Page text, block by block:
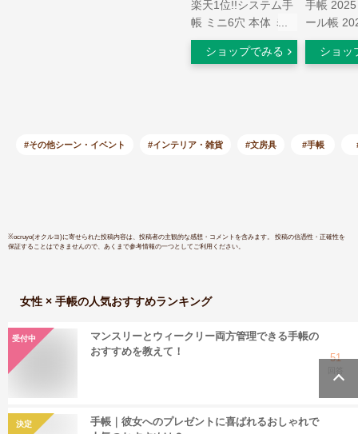
楽天1位!!システム手
帳 ミニ6穴 本体 ミニ
6穴 システム手帳 革
女性 男性 A7サイズ
リング内径15mm シ
ゃれ レトロ
ショップでみる
手帳
ール帳
始まり 週
B6 ハー
ショッ
#その他シーン・イベント #インテリア・雑貨 #文房具 #手帳
※ocruyo(オクルヨ)に寄せられた投稿内容は、投稿者の主観的な感想・コメントを含みます。 投稿の信憑性・正確性を
保証することはできませんので、あくまで参考情報の一つとしてご利用ください。
女性 × 手帳の人気おすすめランキング
受付中
マンスリーとウィークリー両方管理できる手帳の
おすすめを教えて！
51
決定
手帳｜彼女へのプレゼントに喜ばれるおしゃれで